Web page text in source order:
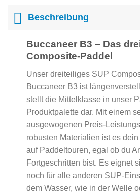
Beschreibung
Buccaneer B3 – Das
Composite-Paddel
Unser dreiteiliges SUP
Buccaneer B3 ist
stellt die Mittelklasse in unser
Produktpalette dar. Mit einem
ausgewogenen Preis-
robusten Materialien ist es
auf Paddeltouren, egal ob du
Fortgeschritten bist. Es eignet
noch für alle anderen SUP-
dem Wasser, wie in der Welle